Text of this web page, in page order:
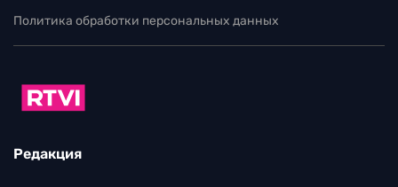
Политика обработки персональных данных
Редакция